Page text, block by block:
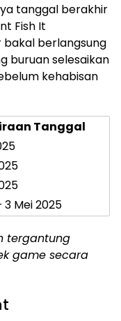
tanggal berakhir
Fish It
bakal berlangsung
buruan selesaikan
kehabisan
Tanggal
3 Mei 2025
tergantung
game secara